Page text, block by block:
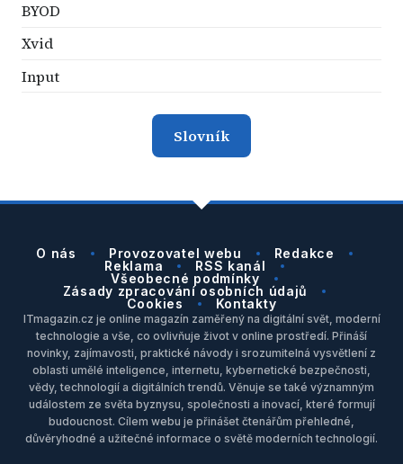
BYOD
Xvid
Input
Slovník
O nás Provozovatel webu
Redakce
Reklama
RSS kanál
Všeobecné podmínky
Zásady zpracování osobních údajů
Cookies
Kontakty
ITmagazin.cz je online magazín zaměřený na digitální svět, moderní
technologie a vše, co ovlivňuje život v online prostředí. Přináší
novinky, zajímavosti, praktické návody i srozumitelná vysvětlení z
oblasti umělé inteligence, internetu, kybernetické bezpečnosti,
vědy, technologií a digitálních trendů. Věnuje se také významným
událostem ze světa byznysu, společnosti a inovací, které formují
budoucnost. Cílem webu je přinášet čtenářům přehledné,
důvěryhodné a užitečné informace o světě moderních technologií.